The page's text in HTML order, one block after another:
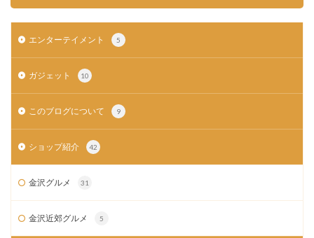
エンターテイメント 5
ガジェット 10
このブログについて 9
ショップ紹介 42
金沢グルメ 31
金沢近郊グルメ 5